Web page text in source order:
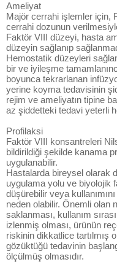
Ameliyat
Majör cerrahi işlemler için,
cerrahi dozunun
Faktör VIII düzeyi, hasta
düzeyin sağlanıp
Hemostatik düzeyleri
bir ve iyileşme
boyunca tekrarlanan
yerine koyma tedavisinin
rejim ve ameliyatın tipine
az şiddetteki tedavi yeterli
Profilaksi
Faktör VIII konsantreleri
bildirildiği şekilde kanama
uygulanabilir.
Hastalarda bireysel olarak
uygulama yolu ve biyolojik
düşürebilir veya
neden olabilir. Önemli olan
saklanması, kullanım
izlenmiş olması, ürünün
riskinin dikkatlice tartılmış
gözüktüğü tedavinin
ölçülmüş olmasıdır.